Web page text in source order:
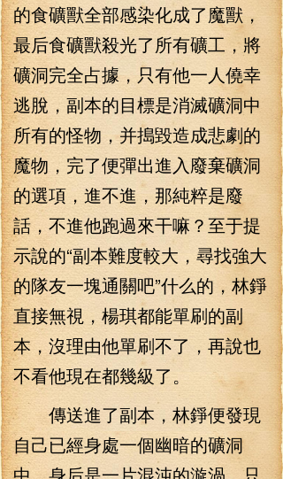
的食礦獸全部感染化成了魔獸，
最后食礦獸殺光了所有礦工，將
礦洞完全占據，只有他一人僥幸
逃脫，副本的目標是消滅礦洞中
所有的怪物，并搗毀造成悲劇的
魔物，完了便彈出進入廢棄礦洞
的選項，進不進，那純粹是廢
話，不進他跑過來干嘛？至于提
示說的“副本難度較大，尋找強大
的隊友一塊通關吧”什么的，林錚
直接無視，楊琪都能單刷的副
本，沒理由他單刷不了，再說也
不看他現在都幾級了。
傳送進了副本，林錚便發現
自己已經身處一個幽暗的礦洞